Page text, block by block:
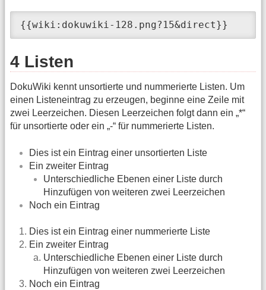
{{wiki:dokuwiki-128.png?15&direct}}
4 Listen
DokuWiki kennt unsortierte und nummerierte Listen. Um
einen Listeneintrag zu erzeugen, beginne eine Zeile mit
zwei Leerzeichen. Diesen Leerzeichen folgt dann ein „*“
für unsortierte oder ein „-“ für nummerierte Listen.
Dies ist ein Eintrag einer unsortierten Liste
Ein zweiter Eintrag
Unterschiedliche Ebenen einer Liste durch
Hinzufügen von weiteren zwei Leerzeichen
Noch ein Eintrag
Dies ist ein Eintrag einer nummerierte Liste
Ein zweiter Eintrag
Unterschiedliche Ebenen einer Liste durch
Hinzufügen von weiteren zwei Leerzeichen
Noch ein Eintrag